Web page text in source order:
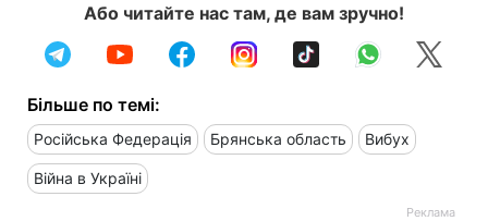
Або читайте нас там, де вам зручно!
Більше по темі:
Російська Федерація Брянська область Вибух
Війна в Україні